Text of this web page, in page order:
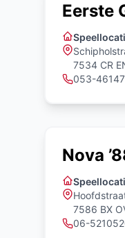
Eerste
7534 CR
053-
Nova
7586 BX
06-